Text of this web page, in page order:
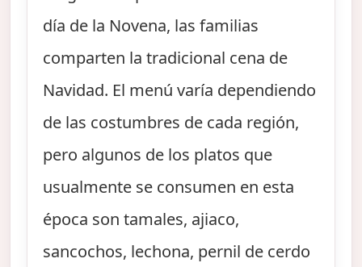
día de la Novena, las familias
comparten la tradicional cena de
Navidad. El menú varía dependiendo
de las costumbres de cada región,
pero algunos de los platos que
usualmente se consumen en esta
época son tamales, ajiaco,
sancochos, lechona, pernil de cerdo